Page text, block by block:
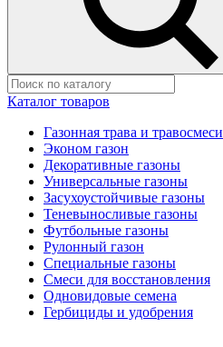
Каталог товаров
Газонная трава и травосмеси
Эконом газон
Декоративные газоны
Универсальные газоны
Засухоустойчивые газоны
Теневыносливые газоны
Футбольные газоны
Рулонный газон
Специальные газоны
Смеси для восстановления
Одновидовые семена
Гербициды и удобрения